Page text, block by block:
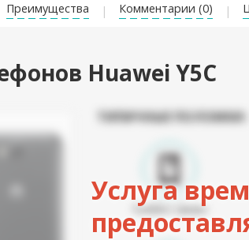
Преимущества Комментарии (0)
Huawei Y5C
Услуга
ТИПИЧНЫЕ ПОЛОМКИ:
Разбит экран